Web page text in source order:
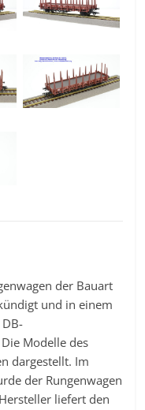
der Bauart
und in einem
Modelle des
dargestellt. Im
der Rungenwagen
liefert den